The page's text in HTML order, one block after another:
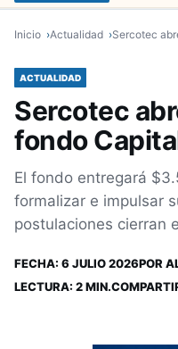
Inicio Actualidad Sercotec
ACTUALIDAD
Sercotec
fondo
El fondo entregará
formalizar e impulsar
postulaciones cierran
FECHA: 6 JULIO 2026POR
LECTURA: 2 MIN.